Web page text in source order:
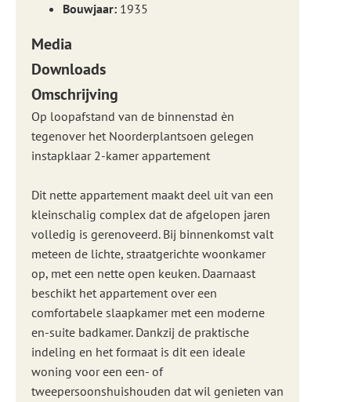
Bouwjaar: 1935
Media
Downloads
Omschrijving
Op loopafstand van de binnenstad èn
tegenover het Noorderplantsoen gelegen
instapklaar 2-kamer appartement
Dit nette appartement maakt deel uit van een
kleinschalig complex dat de afgelopen jaren
volledig is gerenoveerd. Bij binnenkomst valt
meteen de lichte, straatgerichte woonkamer
op, met een nette open keuken. Daarnaast
beschikt het appartement over een
comfortabele slaapkamer met een moderne
en-suite badkamer. Dankzij de praktische
indeling en het formaat is dit een ideale
woning voor een een- of
tweepersoonshuishouden dat wil genieten van